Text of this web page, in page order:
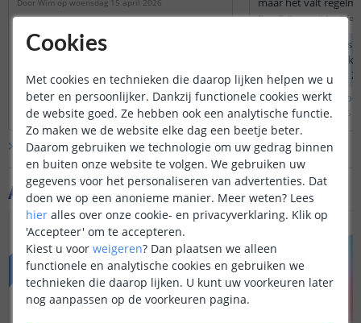
Aanvullende producten
VOORDEELSET VOORDEELSET
kant op 230V. Als u deze aansluit op een
worden.
Bekijk heleantwoord
Door Levi op donderdag 16 april 2026
bediening werkt niet
Door Telly op vrijdag 6
Wanneer u
enkel gebruik
producten of van
compatible). Naast
helaas geen ander
Bekijk hele
Door Louise op vrijdag 6
Bekijk alle Vraag & antwoord
Cookies
Met cookies en technieken die daarop lijken helpen we u
beter en persoonlijker. Dankzij functionele cookies werkt
de website goed. Ze hebben ook een analytische functie.
Zo maken we de website elke dag een beetje beter.
Daarom gebruiken we technologie om uw gedrag binnen
en buiten onze website te volgen. We gebruiken uw
gegevens voor het personaliseren van advertenties. Dat
doen we op een anonieme manier. Meer weten? Lees
hier alles over onze cookie- en privacyverklaring. Klik op
'Accepteer' om te accepteren.
Kiest u voor weigeren? Dan plaatsen we alleen
functionele en analytische cookies en gebruiken we
technieken die daarop lijken. U kunt uw voorkeuren later
nog aanpassen op de voorkeuren pagina.